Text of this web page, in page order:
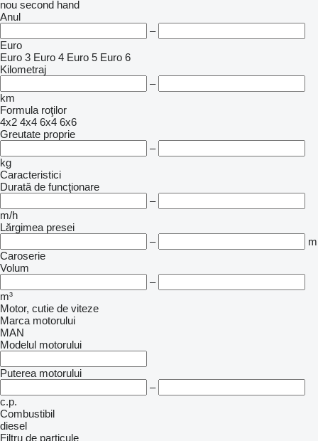
nou second hand
Anul
–
Euro
Euro 3 Euro 4 Euro 5 Euro 6
Kilometraj
–
km
Formula roţilor
4x2 4x4 6x4 6x6
Greutate proprie
–
kg
Caracteristici
Durată de funcţionare
–
m/h
Lărgimea presei
–
m
Caroserie
Volum
–
m³
Motor, cutie de viteze
Marca motorului
MAN
Modelul motorului
Puterea motorului
–
c.p.
Combustibil
diesel
Filtru de particule